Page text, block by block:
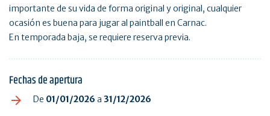
importante de su vida de forma original y original, cualquier
ocasión es buena para jugar al paintball en Carnac.
En temporada baja, se requiere reserva previa.
Fechas de apertura
De 01/01/2026 a 31/12/2026